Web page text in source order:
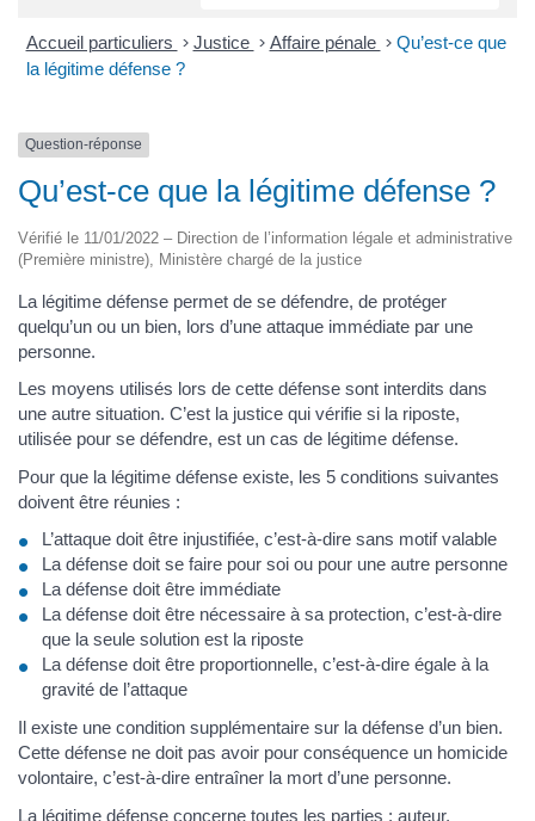
Accueil particuliers > Justice > Affaire pénale > Qu’est-ce que
la légitime défense ?
Question-réponse
Qu’est-ce que la légitime défense ?
Vérifié le 11/01/2022 – Direction de l’information légale et administrative
(Première ministre), Ministère chargé de la justice
La légitime défense permet de se défendre, de protéger
quelqu’un ou un bien, lors d’une attaque immédiate par une
personne.
Les moyens utilisés lors de cette défense sont interdits dans
une autre situation. C’est la justice qui vérifie si la riposte,
utilisée pour se défendre, est un cas de légitime défense.
Pour que la légitime défense existe, les 5 conditions suivantes
doivent être réunies :
L’attaque doit être injustifiée, c’est-à-dire sans motif valable
La défense doit se faire pour soi ou pour une autre personne
La défense doit être immédiate
La défense doit être nécessaire à sa protection, c’est-à-dire
que la seule solution est la riposte
La défense doit être proportionnelle, c’est-à-dire égale à la
gravité de l’attaque
Il existe une condition supplémentaire sur la défense d’un bien.
Cette défense ne doit pas avoir pour conséquence un homicide
volontaire, c’est-à-dire entraîner la mort d’une personne.
La légitime défense concerne toutes les parties : auteur,